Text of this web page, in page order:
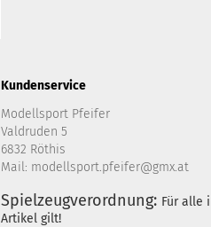
Kundenservice
Modellsport Pfeifer
Valdruden 5
6832 Röthis
Mail: modellsport.pfeifer@gmx.at
Spielzeugverordnung: Für alle
Artikel gilt!